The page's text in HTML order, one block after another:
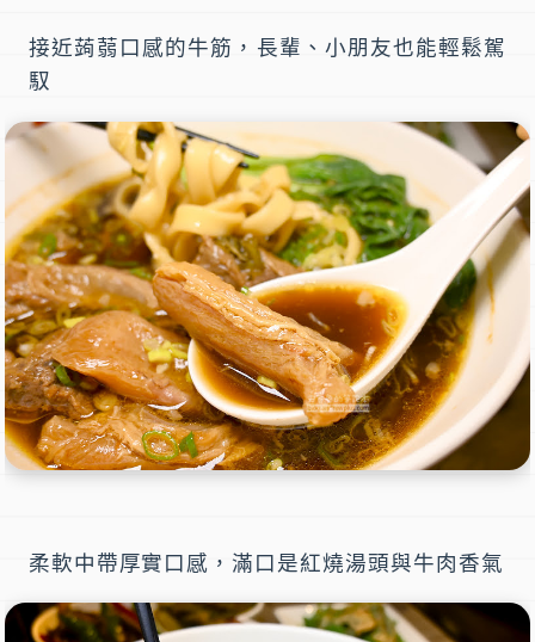
接近蒟蒻口感的牛筋，長輩、小朋友也能輕鬆駕
馭
柔軟中帶厚實口感，滿口是紅燒湯頭與牛肉香氣